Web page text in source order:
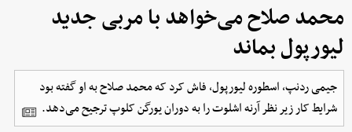
محمد صلاح می‌خواهد با مربی جدید
لیورپول بماند
جیمی ردنپ، اسطوره لیورپول، فاش کرد که محمد صلاح به او گفته بود
شرایط کار زیر نظر آرنه اشلوت را به دوران یورگن کلوپ ترجیح می‌دهد.